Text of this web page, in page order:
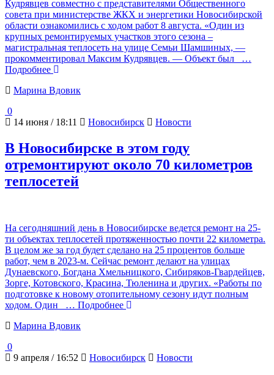
Кудрявцев совместно с представителями Общественного
совета при министерстве ЖКХ и энергетики Новосибирской
области ознакомились с ходом работ 8 августа. «Один из
крупных ремонтируемых участков этого сезона –
магистральная теплосеть на улице Семьи Шамшиных, —
прокомментировал Максим Кудрявцев. — Объект был
…
Подробнее
Марина Вдовик
0
14 июня / 18:11
Новосибирск Новости
В Новосибирске в этом году
отремонтируют около 70 километров
теплосетей
На сегодняшний день в Новосибирске ведется ремонт на 25-
ти объектах теплосетей протяженностью почти 22 километра.
В целом же за год будет сделано на 25 процентов больше
работ, чем в 2023-м. Сейчас ремонт делают на улицах
Дунаевского, Богдана Хмельницкого, Сибиряков-Гвардейцев,
Зорге, Котовского, Красина, Тюленина и других. «Работы по
подготовке к новому отопительному сезону идут полным
ходом. Один
… Подробнее
Марина Вдовик
0
9 апреля / 16:52
Новосибирск Новости